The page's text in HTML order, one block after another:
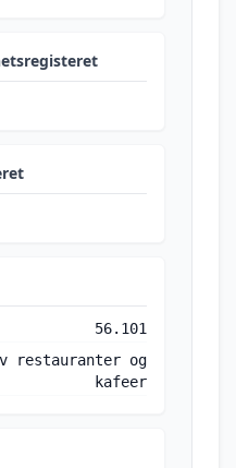
56.101
restauranter og
kafeer